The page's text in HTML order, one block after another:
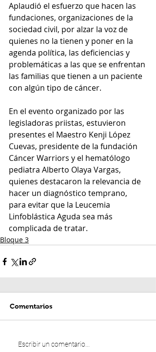
Aplaudió el esfuerzo que hacen las
fundaciones, organizaciones de la
sociedad civil, por alzar la voz de
quienes no la tienen y poner en la
agenda política, las deficiencias y
problemáticas a las que se enfrentan
las familias que tienen a un paciente
con algún tipo de cáncer.
En el evento organizado por las
legisladoras priistas, estuvieron
presentes el Maestro Kenji López
Cuevas, presidente de la fundación
Cáncer Warriors y el hematólogo
pediatra Alberto Olaya Vargas,
quienes destacaron la relevancia de
hacer un diagnóstico temprano,
para evitar que la Leucemia
Linfoblástica Aguda sea más
complicada de tratar.
Bloque 3
Comentarios
Escribir un comentario...